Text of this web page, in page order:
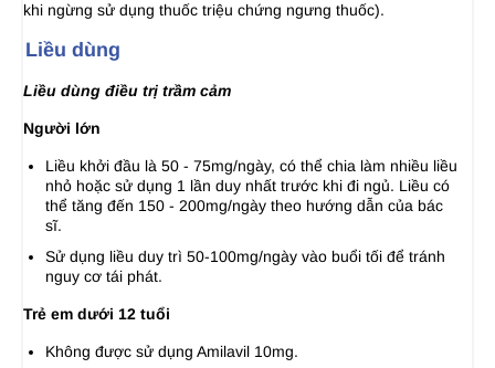
khi ngừng sử dụng thuốc triệu chứng ngưng thuốc).
Liều dùng
Liều dùng điều trị trầm cảm
Người lớn
Liều khởi đầu là 50 - 75mg/ngày, có thể chia làm nhiều liều
nhỏ hoặc sử dụng 1 lần duy nhất trước khi đi ngủ. Liều có
thể tăng đến 150 - 200mg/ngày theo hướng dẫn của bác
sĩ.
Sử dụng liều duy trì 50-100mg/ngày vào buổi tối để tránh
nguy cơ tái phát.
Trẻ em dưới 12 tuổi
Không được sử dụng Amilavil 10mg.